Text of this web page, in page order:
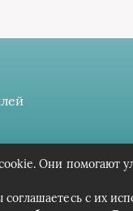
анализ и
в
Они помогают
с их